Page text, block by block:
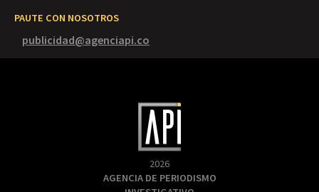
PAUTE CON NOSOTROS
publicidad@agenciapi.co
2026
AGENCIA DE PERIODISMO